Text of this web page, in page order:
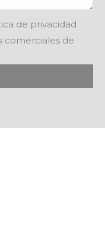
de privacidad
comerciales de